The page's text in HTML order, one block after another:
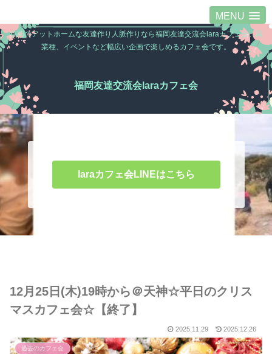
MENU
福岡のアットホームな友達作り人脈作りなら福岡友達交流会laraカフェ会。異
業種、イベントなど幅広い企画で楽しめるカフェ会です。
福岡友達交流会laraカフェ会
laraカフェ会LINEはこちら
12月25日(木)19時から＠天神☆平日のクリス
マスカフェ会☆【終了】
2025.11.29 2025.12.26
過去のカフェ会